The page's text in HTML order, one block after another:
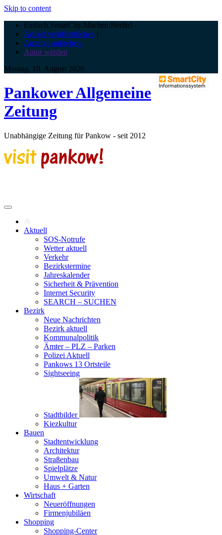
Skip to content
Einfach.SmartCity.Machen:Berlin! -
Artikel veröffentlichen |
Anzeige aufgeben |
Autor werden
Montag, 10. August 2026
Pankower Allgemeine
Zeitung
Unabhängige Zeitung für Pankow - seit 2012
Aktuell
SOS-Notrufe
Wetter aktuell
Verkehr
Bezirkstermine
Jahreskalender
Sicherheit & Prävention
Internet Security
SEARCH – SUCHEN
Bezirk
Neue Nachrichten
Bezirk aktuell
Kommunalpolitik
Ämter – PLZ – Parken
Polizei Aktuell
Pankows 13 Ortsteile
Sightseeing
Stadtbilder
Kiezkultur
Bauen
Stadtentwicklung
Architektur
Straßenbau
Spielplätze
Umwelt & Natur
Haus + Garten
Wirtschaft
Neueröffnungen
Firmenjubiläen
Shopping
Shopping-Center